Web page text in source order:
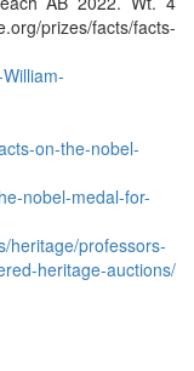
prizes/facts/facts-
on-the-nobel-
nobel-medal-for-
heritage/professors-
heritage-auctions/